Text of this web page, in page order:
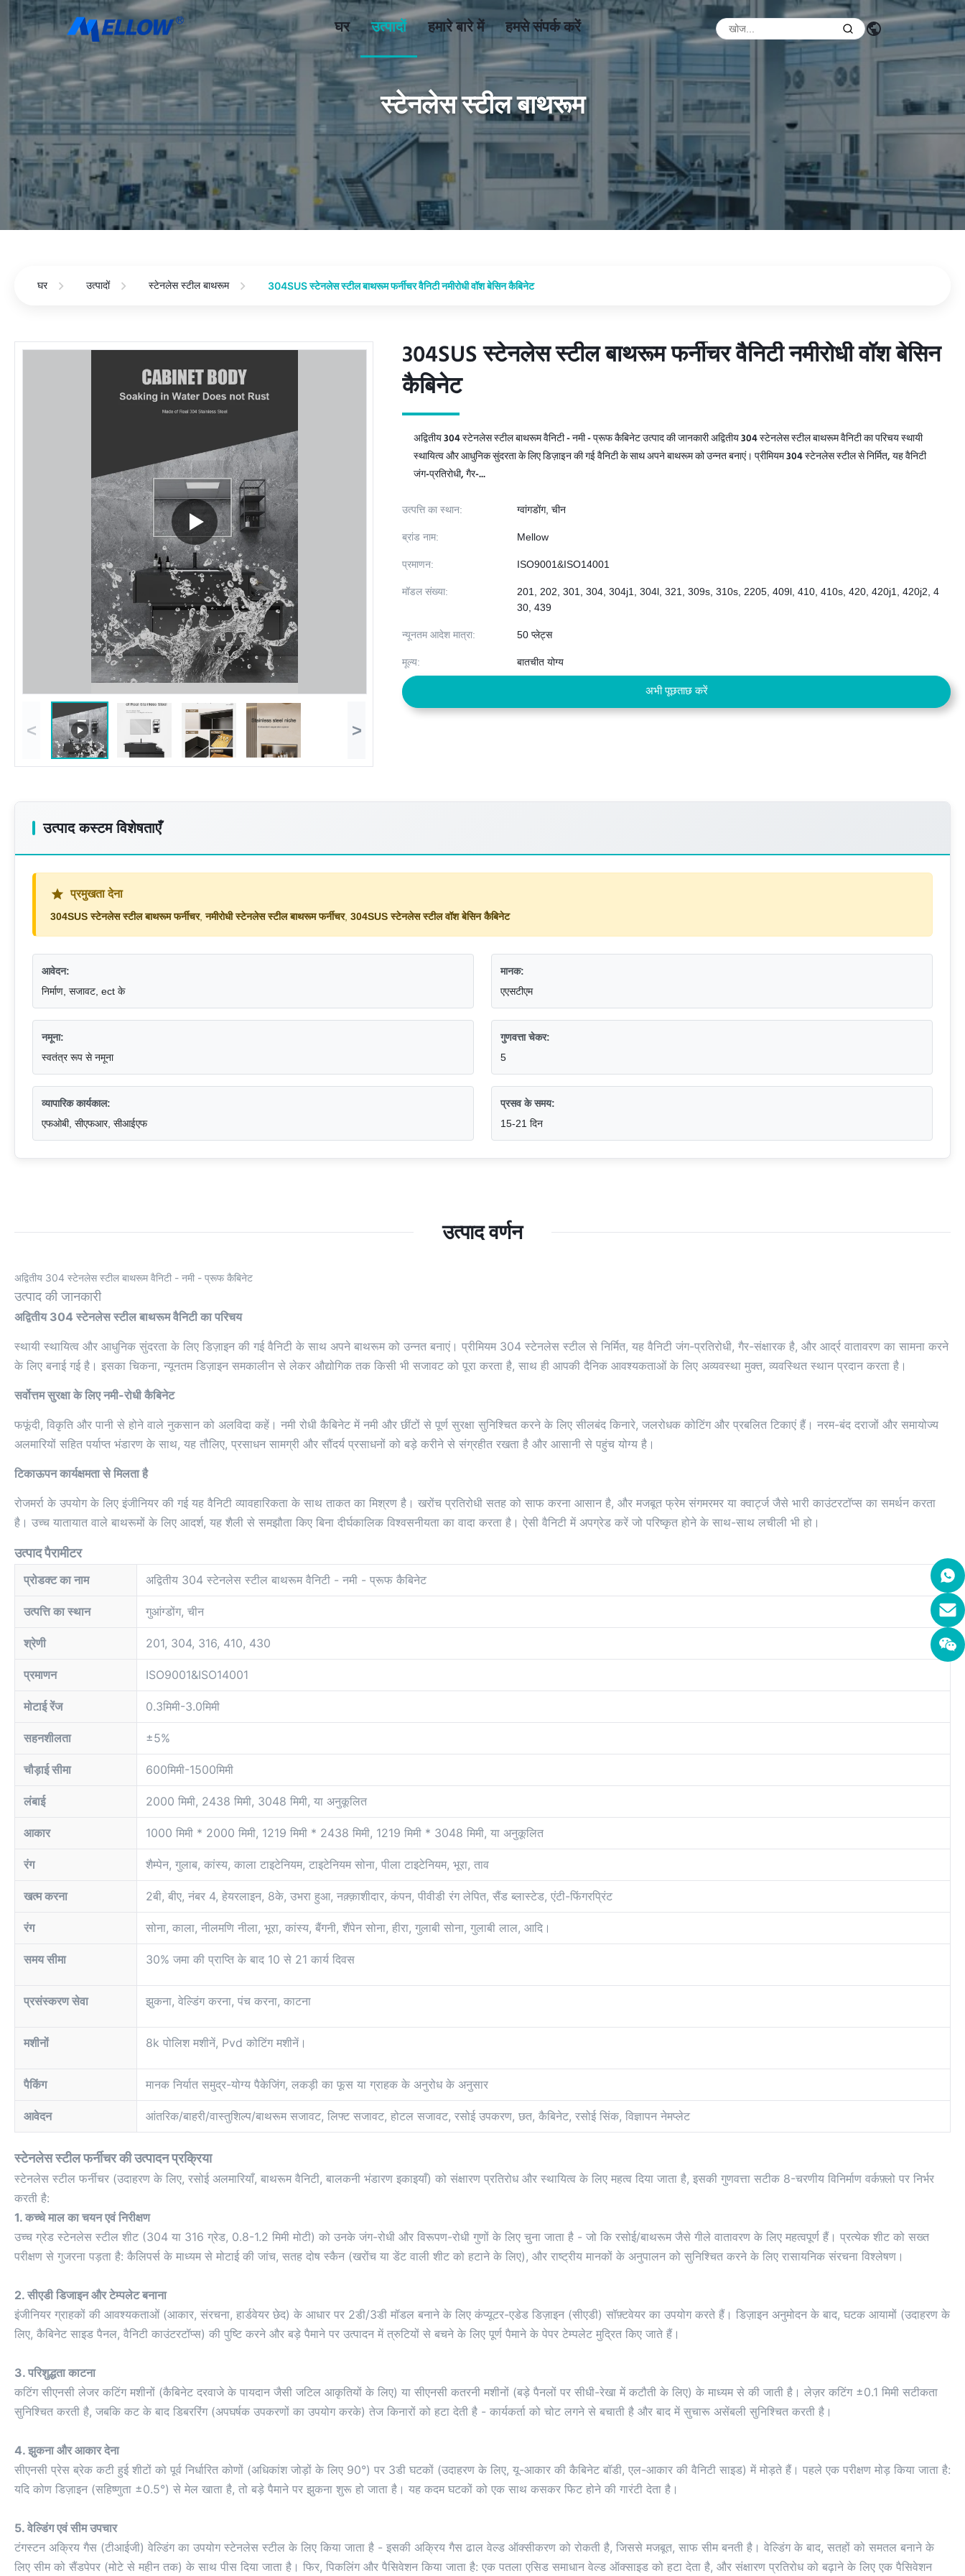
घर उत्पादों हमारे बारे में हमसे संपर्क करें
स्टेनलेस स्टील बाथरूम
घर उत्पादों स्टेनलेस स्टील बाथरूम 304SUS स्टेनलेस स्टील बाथरूम फर्नीचर वैनिटी नमीरोधी वॉश बेसिन कैबिनेट
< >
304SUS स्टेनलेस स्टील बाथरूम फर्नीचर वैनिटी नमीरोधी वॉश बेसिन
कैबिनेट
304SUS स्टेनलेस स्टील बाथरूम फर्नीचर वैनिटी नमीरोधी वॉश बेसिन
कैबिनेट
अद्वितीय 304 स्टेनलेस स्टील बाथरूम वैनिटी - नमी - प्रूफ कैबिनेट उत्पाद की जानकारी अद्वितीय 304 स्टेनलेस स्टील बाथरूम वैनिटी का परिचय स्थायी
स्थायित्व और आधुनिक सुंदरता के लिए डिज़ाइन की गई वैनिटी के साथ अपने बाथरूम को उन्नत बनाएं। प्रीमियम 304 स्टेनलेस स्टील से निर्मित, यह वैनिटी
जंग-प्रतिरोधी, गैर-...
उत्पत्ति का स्थान: ग्वांगडोंग, चीन
ब्रांड नाम: Mellow
प्रमाणन: ISO9001&ISO14001
मॉडल संख्या:
201, 202, 301, 304, 304j1, 304l, 321, 309s, 310s, 2205, 409l, 410, 410s, 420, 420j1, 420j2, 4
30, 439
न्यूनतम आदेश मात्रा: 50 प्लेट्स
मूल्य: बातचीत योग्य
अभी पूछताछ करें
उत्पाद कस्टम विशेषताएँ
प्रमुखता देना
304SUS स्टेनलेस स्टील बाथरूम फर्नीचर,नमीरोधी स्टेनलेस स्टील बाथरूम फर्नीचर, 304SUS स्टेनलेस स्टील वॉश बेसिन कैबिनेट
आवेदन:
निर्माण, सजावट, ect के
मानक:
एएसटीएम
नमूना:
स्वतंत्र रूप से नमूना
गुणवत्ता चेकर:
5
व्यापारिक कार्यकाल:
एफओबी, सीएफआर, सीआईएफ
प्रसव के समय:
15-21 दिन
उत्पाद वर्णन
अद्वितीय 304 स्टेनलेस स्टील बाथरूम वैनिटी - नमी - प्रूफ कैबिनेट
उत्पाद की जानकारी
अद्वितीय 304 स्टेनलेस स्टील बाथरूम वैनिटी का परिचय
स्थायी स्थायित्व और आधुनिक सुंदरता के लिए डिज़ाइन की गई वैनिटी के साथ अपने बाथरूम को उन्नत बनाएं। प्रीमियम 304 स्टेनलेस स्टील से निर्मित, यह वैनिटी जंग-प्रतिरोधी, गैर-संक्षारक है, और आर्द्र वातावरण का सामना करने
के लिए बनाई गई है। इसका चिकना, न्यूनतम डिज़ाइन समकालीन से लेकर औद्योगिक तक किसी भी सजावट को पूरा करता है, साथ ही आपकी दैनिक आवश्यकताओं के लिए अव्यवस्था मुक्त, व्यवस्थित स्थान प्रदान करता है।
सर्वोत्तम सुरक्षा के लिए नमी-रोधी कैबिनेट
फफूंदी, विकृति और पानी से होने वाले नुकसान को अलविदा कहें। नमी रोधी कैबिनेट में नमी और छींटों से पूर्ण सुरक्षा सुनिश्चित करने के लिए सीलबंद किनारे, जलरोधक कोटिंग और प्रबलित टिकाएं हैं। नरम-बंद दराजों और समायोज्य
अलमारियों सहित पर्याप्त भंडारण के साथ, यह तौलिए, प्रसाधन सामग्री और सौंदर्य प्रसाधनों को बड़े करीने से संग्रहीत रखता है और आसानी से पहुंच योग्य है।
टिकाऊपन कार्यक्षमता से मिलता है
रोजमर्रा के उपयोग के लिए इंजीनियर की गई यह वैनिटी व्यावहारिकता के साथ ताकत का मिश्रण है। खरोंच प्रतिरोधी सतह को साफ करना आसान है, और मजबूत फ्रेम संगमरमर या क्वार्ट्ज जैसे भारी काउंटरटॉप्स का समर्थन करता
है। उच्च यातायात वाले बाथरूमों के लिए आदर्श, यह शैली से समझौता किए बिना दीर्घकालिक विश्वसनीयता का वादा करता है। ऐसी वैनिटी में अपग्रेड करें जो परिष्कृत होने के साथ-साथ लचीली भी हो।
उत्पाद पैरामीटर
प्रोडक्ट का नाम अद्वितीय 304 स्टेनलेस स्टील बाथरूम वैनिटी - नमी - प्रूफ कैबिनेट
उत्पत्ति का स्थान गुआंग्डोंग, चीन
श्रेणी 201, 304, 316, 410, 430
प्रमाणन ISO9001&ISO14001
मोटाई रेंज 0.3मिमी-3.0मिमी
सहनशीलता ±5%
चौड़ाई सीमा 600मिमी-1500मिमी
लंबाई 2000 मिमी, 2438 मिमी, 3048 मिमी, या अनुकूलित
आकार 1000 मिमी * 2000 मिमी, 1219 मिमी * 2438 मिमी, 1219 मिमी * 3048 मिमी, या अनुकूलित
रंग शैम्पेन, गुलाब, कांस्य, काला टाइटेनियम, टाइटेनियम सोना, पीला टाइटेनियम, भूरा, ताव
खत्म करना 2बी, बीए, नंबर 4, हेयरलाइन, 8के, उभरा हुआ, नक़्क़ाशीदार, कंपन, पीवीडी रंग लेपित, सैंड ब्लास्टेड, एंटी-फिंगरप्रिंट
रंग सोना, काला, नीलमणि नीला, भूरा, कांस्य, बैंगनी, शैंपेन सोना, हीरा, गुलाबी सोना, गुलाबी लाल, आदि।
समय सीमा 30% जमा की प्राप्ति के बाद 10 से 21 कार्य दिवस
प्रसंस्करण सेवा झुकना, वेल्डिंग करना, पंच करना, काटना
मशीनों 8k पोलिश मशीनें, Pvd कोटिंग मशीनें।
पैकिंग मानक निर्यात समुद्र-योग्य पैकेजिंग, लकड़ी का फूस या ग्राहक के अनुरोध के अनुसार
आवेदन आंतरिक/बाहरी/वास्तुशिल्प/बाथरूम सजावट, लिफ्ट सजावट, होटल सजावट, रसोई उपकरण, छत, कैबिनेट, रसोई सिंक, विज्ञापन नेमप्लेट
स्टेनलेस स्टील फर्नीचर की उत्पादन प्रक्रिया
स्टेनलेस स्टील फर्नीचर (उदाहरण के लिए, रसोई अलमारियाँ, बाथरूम वैनिटी, बालकनी भंडारण इकाइयाँ) को संक्षारण प्रतिरोध और स्थायित्व के लिए महत्व दिया जाता है, इसकी गुणवत्ता सटीक 8-चरणीय विनिर्माण वर्कफ़्लो पर निर्भर
करती है:
1. कच्चे माल का चयन एवं निरीक्षण
उच्च ग्रेड स्टेनलेस स्टील शीट (304 या 316 ग्रेड, 0.8-1.2 मिमी मोटी) को उनके जंग-रोधी और विरूपण-रोधी गुणों के लिए चुना जाता है - जो कि रसोई/बाथरूम जैसे गीले वातावरण के लिए महत्वपूर्ण हैं। प्रत्येक शीट को सख्त
परीक्षण से गुजरना पड़ता है: कैलिपर्स के माध्यम से मोटाई की जांच, सतह दोष स्कैन (खरोंच या डेंट वाली शीट को हटाने के लिए), और राष्ट्रीय मानकों के अनुपालन को सुनिश्चित करने के लिए रासायनिक संरचना विश्लेषण।
2. सीएडी डिजाइन और टेम्पलेट बनाना
इंजीनियर ग्राहकों की आवश्यकताओं (आकार, संरचना, हार्डवेयर छेद) के आधार पर 2डी/3डी मॉडल बनाने के लिए कंप्यूटर-एडेड डिज़ाइन (सीएडी) सॉफ़्टवेयर का उपयोग करते हैं। डिज़ाइन अनुमोदन के बाद, घटक आयामों (उदाहरण के
लिए, कैबिनेट साइड पैनल, वैनिटी काउंटरटॉप्स) की पुष्टि करने और बड़े पैमाने पर उत्पादन में त्रुटियों से बचने के लिए पूर्ण पैमाने के पेपर टेम्पलेट मुद्रित किए जाते हैं।
3. परिशुद्धता काटना
कटिंग सीएनसी लेजर कटिंग मशीनों (कैबिनेट दरवाजे के पायदान जैसी जटिल आकृतियों के लिए) या सीएनसी कतरनी मशीनों (बड़े पैनलों पर सीधी-रेखा में कटौती के लिए) के माध्यम से की जाती है। लेज़र कटिंग ±0.1 मिमी सटीकता
सुनिश्चित करती है, जबकि कट के बाद डिबररिंग (अपघर्षक उपकरणों का उपयोग करके) तेज किनारों को हटा देती है - कार्यकर्ता को चोट लगने से बचाती है और बाद में सुचारू असेंबली सुनिश्चित करती है।
4. झुकना और आकार देना
सीएनसी प्रेस ब्रेक कटी हुई शीटों को पूर्व निर्धारित कोणों (अधिकांश जोड़ों के लिए 90°) पर 3डी घटकों (उदाहरण के लिए, यू-आकार की कैबिनेट बॉडी, एल-आकार की वैनिटी साइड) में मोड़ते हैं। पहले एक परीक्षण मोड़ किया जाता है:
यदि कोण डिज़ाइन (सहिष्णुता ±0.5°) से मेल खाता है, तो बड़े पैमाने पर झुकना शुरू हो जाता है। यह कदम घटकों को एक साथ कसकर फिट होने की गारंटी देता है।
5. वेल्डिंग एवं सीम उपचार
टंगस्टन अक्रिय गैस (टीआईजी) वेल्डिंग का उपयोग स्टेनलेस स्टील के लिए किया जाता है - इसकी अक्रिय गैस ढाल वेल्ड ऑक्सीकरण को रोकती है, जिससे मजबूत, साफ सीम बनती है। वेल्डिंग के बाद, सतहों को समतल बनाने के
लिए सीम को सैंडपेपर (मोटे से महीन तक) के साथ पीस दिया जाता है। फिर, पिकलिंग और पैसिवेशन किया जाता है: एक पतला एसिड समाधान वेल्ड ऑक्साइड को हटा देता है, और संक्षारण प्रतिरोध को बढ़ाने के लिए एक पैसिवेशन